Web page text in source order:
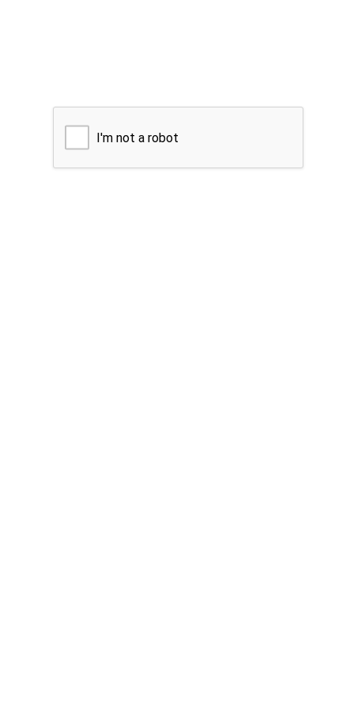
I'm not a robot